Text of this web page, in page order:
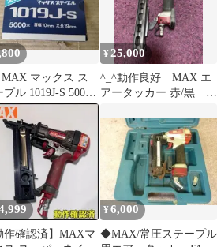
マックス ス
プル 1019J-S 5000
¥25,000
^_^動作良好 MAX エ
アータッカー 赤/黒
済み
作確認済】MAXマ
¥6,000
◆MAX/常圧ステープル